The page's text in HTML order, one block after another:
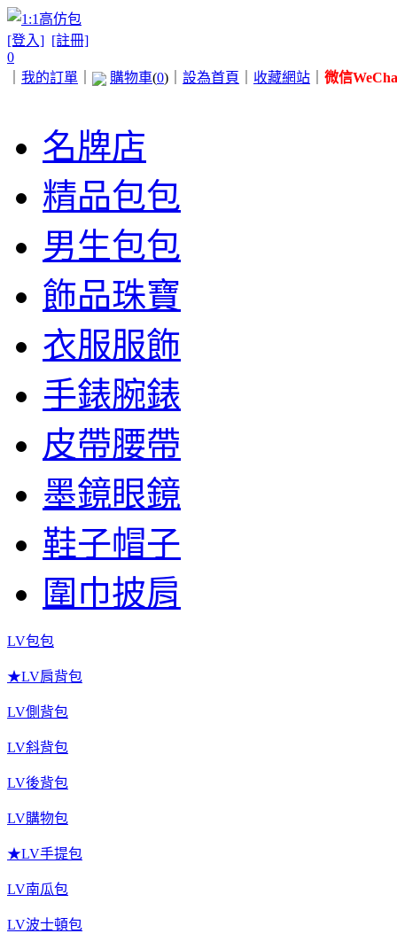
[登入] [註冊]
0
我的訂單 購物車(0) 設為首頁 收藏網站 微信
名牌店
精品包包
男生包包
飾品珠寶
衣服服飾
手錶腕錶
皮帶腰帶
墨鏡眼鏡
鞋子帽子
圍巾披肩
LV包包
★LV肩背包
LV側背包
LV斜背包
LV後背包
LV購物包
★LV手提包
LV南瓜包
LV波士頓包